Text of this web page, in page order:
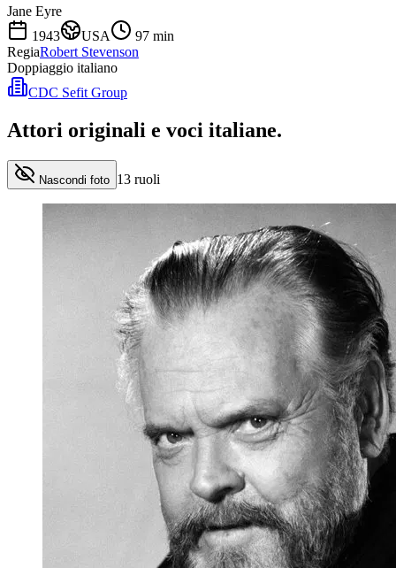
Jane Eyre
1943
USA 97 min
RegiaRobert Stevenson
Doppiaggio italiano
CDC Sefit Group
Attori originali e voci italiane.
Nascondi foto 13 ruoli